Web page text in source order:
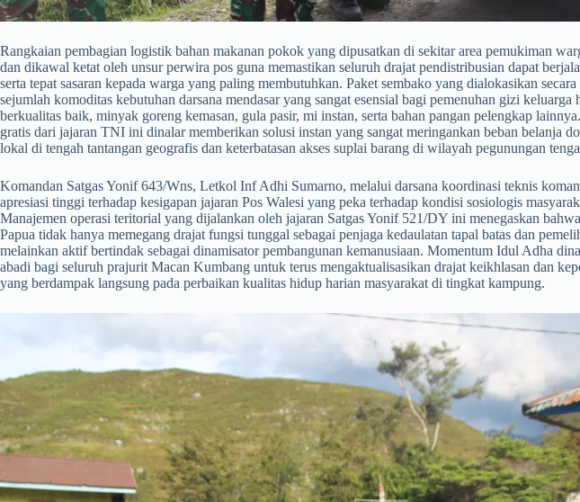
Rangkaian pembagian logistik bahan makanan pokok yang dipusatkan di sekitar area pemukiman
dan dikawal ketat oleh unsur perwira pos guna memastikan seluruh drajat pendistribusian dapat
serta tepat sasaran kepada warga yang paling membutuhkan. Paket sembako yang dialokasikan
sejumlah komoditas kebutuhan darsana mendasar yang sangat esensial bagi pemenuhan gizi keluarga
berkualitas baik, minyak goreng kemasan, gula pasir, mi instan, serta bahan pangan pelengkap
gratis dari jajaran TNI ini dinalar memberikan solusi instan yang sangat meringankan beban belanja
lokal di tengah tantangan geografis dan keterbatasan akses suplai barang di wilayah pegunungan
​Komandan Satgas Yonif 643/Wns, Letkol Inf Adhi Sumarno, melalui darsana koordinasi teknis
apresiasi tinggi terhadap kesigapan jajaran Pos Walesi yang peka terhadap kondisi sosiologis
Manajemen operasi teritorial yang dijalankan oleh jajaran Satgas Yonif 521/DY ini menegaskan
Papua tidak hanya memegang drajat fungsi tunggal sebagai penjaga kedaulatan tapal batas dan
melainkan aktif bertindak sebagai dinamisator pembangunan kemanusiaan. Momentum Idul Adha
abadi bagi seluruh prajurit Macan Kumbang untuk terus mengaktualisasikan drajat keikhlasan dan
yang berdampak langsung pada perbaikan kualitas hidup harian masyarakat di tingkat kampung.